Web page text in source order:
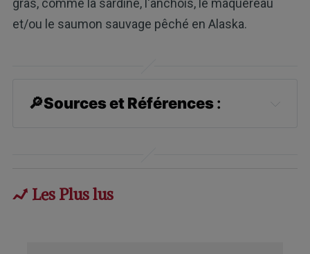
et/ou le saumon sauvage pêché en Alaska.
🔎Sources et Références :
Les Plus lus